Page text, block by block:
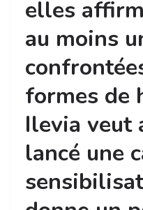
elles
au moins
formes de
Ilevia veut
lancé une